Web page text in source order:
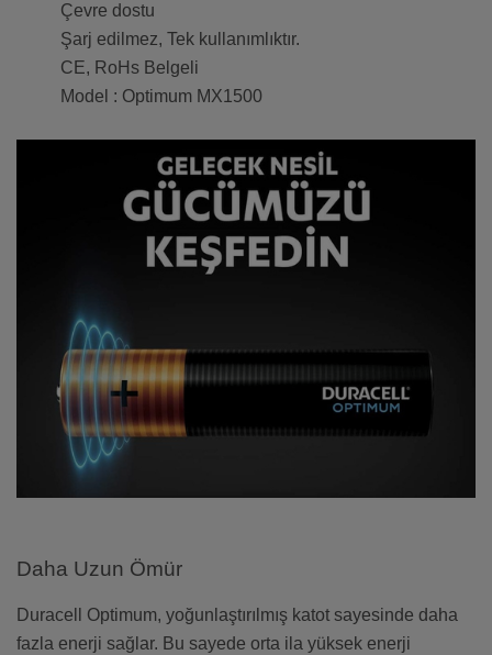
Çevre dostu
Şarj edilmez, Tek kullanımlıktır.
CE, RoHs Belgeli
Model : Optimum MX1500
Daha Uzun Ömür
Duracell Optimum, yoğunlaştırılmış katot sayesinde daha
fazla enerji sağlar. Bu sayede orta ila yüksek enerji